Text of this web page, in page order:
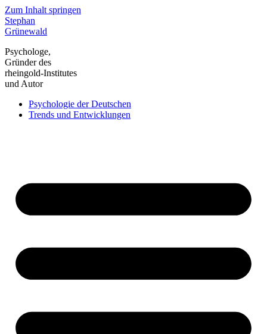
Zum Inhalt springen
Stephan
Grünewald
Psychologe,
Gründer des
rheingold-Institutes
und Autor
Psychologie der Deutschen
Trends und Entwicklungen